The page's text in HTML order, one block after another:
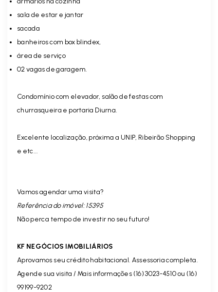
sala de estar e jantar
sacada
banheiros com box blindex,
área de serviço
02 vagas de garagem.
Condomínio com elevador, salão de festas com
churrasqueira e portaria Diurna.
Excelente localização, próxima a UNIP, Ribeirão Shopping
e etc...
Vamos agendar uma visita?
Referência do imóvel: 15395
Não perca tempo de investir no seu futuro!
KF NEGÓCIOS IMOBILIÁRIOS
Aprovamos seu crédito habitacional. Assessoria completa.
Agende sua visita / Mais informações (16) 3023-4510 ou (16)
99199-9202